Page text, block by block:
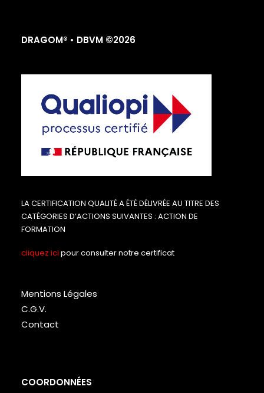
DRAGOM® • DBVM ©2026
LA CERTIFICATION QUALITÉ A ÉTÉ DÉLIVRÉE AU TITRE DES
CATÉGORIES D’ACTIONS SUIVANTES : ACTION DE
FORMATION
cliquez ici pour consulter notre certificat
Mentions Légales
C.G.V.
Contact
COORDONNÉES